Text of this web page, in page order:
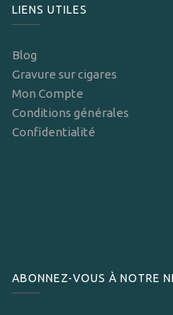
LIENS UTILES
Blog
Gravure sur cigares
Mon Compte
Conditions générales
Confidentialité
ABONNEZ-VOUS À NOTRE